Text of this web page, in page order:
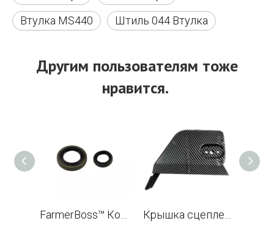
Втулка MS440
Штиль 044 Втулка
Другим пользователям тоже
нравится.